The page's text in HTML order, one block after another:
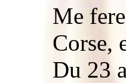
Me
Corse,
Du 23